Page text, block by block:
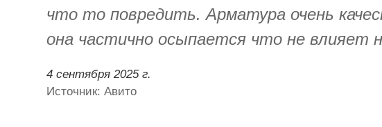
что то повредить. Арматура очень
она частично осыпается что не влияет
4 сентября 2025 г.
Источник: Авито